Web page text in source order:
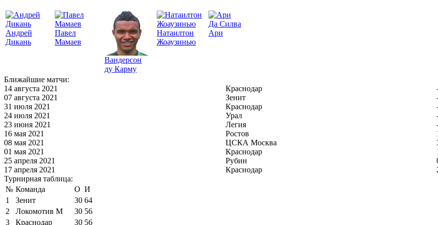
Андрей
Дикань
Павел
Мамаев
Вандерсон
ду Карму
Натаилтон
Жоаузинью
Да Силва
Ари
Ближайшие матчи:
14 августа 2021
Краснодар
07 августа 2021
Зенит
31 июля 2021
Краснодар
24 июля 2021
Урал
23 июня 2021
Легия
16 мая 2021
Ростов
08 мая 2021
ЦСКА Москва
01 мая 2021
Краснодар
25 апреля 2021
Рубин
17 апреля 2021
Краснодар
Турнирная таблица:
№ Команда О И
1
Зенит 30 64
2
Локомотив М 30 56
3
Краснодар 30 56